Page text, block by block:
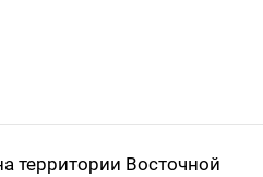
территории Восточной